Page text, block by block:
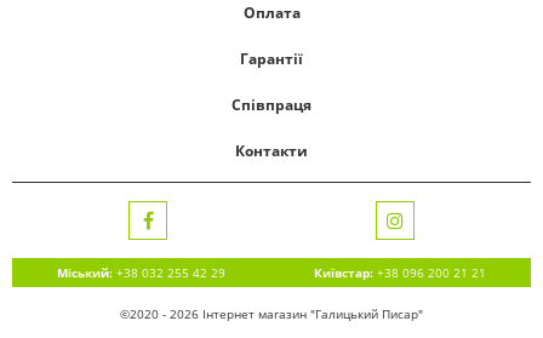
Оплата
Гарантії
Співпраця
Контакти
Міський: +38 032 255 42 29 Київстар:+38 096 200 21 21
©2020 - 2026 Інтернет магазин "Галицький Писар"